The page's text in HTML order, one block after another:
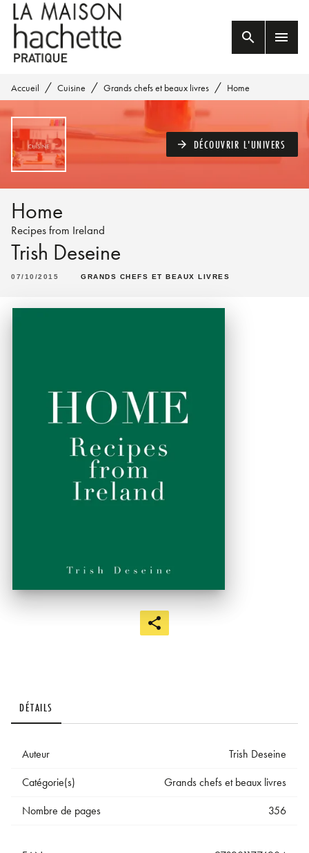
MENU RECHERCHE
PIED DE PAGE
search menu
Accueil / Cuisine / Grands chefs et beaux livres / Home
arrow_forward DÉCOUVRIR L'UNIVERS
Home
Recipes from Ireland
Trish Deseine
07/10/2015 GRANDS CHEFS ET BEAUX LIVRES
DÉTAILS
Auteur
Trish Deseine
Catégorie(s)
Grands chefs et beaux livres
Nombre de pages
356